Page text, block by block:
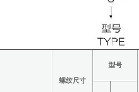
螺纹尺寸
型号